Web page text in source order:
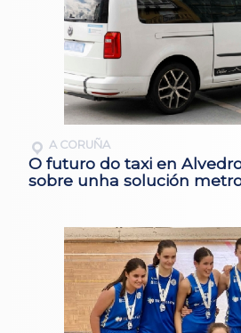
A CORUÑA
O futuro do taxi en
sobre unha solución